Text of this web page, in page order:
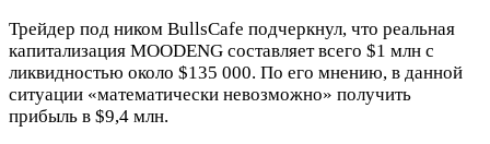
Трейдер под ником BullsCafe подчеркнул, что реальная
капитализация MOODENG составляет всего $1 млн с
ликвидностью около $135 000. По его мнению, в данной
ситуации «математически невозможно» получить
прибыль в $9,4 млн.